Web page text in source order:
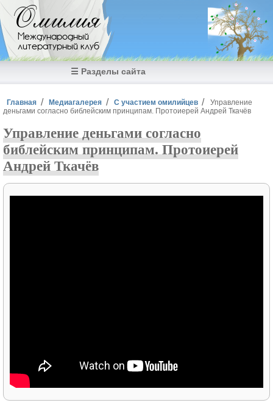
Перейти к основному содержанию
Омилия
Международный
литературный клуб
☰ Разделы сайта
Вы здесь
Главная Медиагалерея С участием омилийцев
Управление
деньгами согласно библейским принципам. Протоиерей Андрей Ткачёв
Управление деньгами согласно
библейским принципам. Протоиерей
Андрей Ткачёв